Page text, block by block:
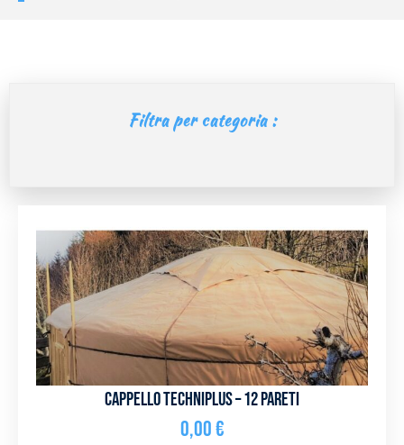
Filtra per categoria :
Cappello Techniplus – 12 pareti
0,00€